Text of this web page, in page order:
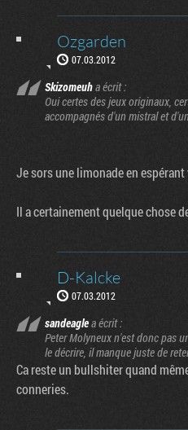
Ozgarden
07.03.2012
Skizomeuha écrit :
Oui certes des jeux originaux,
accompagnés d'un mistral et
Je sors une limonade en
Il a certainement quelque chose
D-Kalcke
07.03.2012
sandeaglea écrit :
Peter Molyneux n'est donc pas
le décrire, il manque juste de
Ca reste un bullshiter quand
conneries.